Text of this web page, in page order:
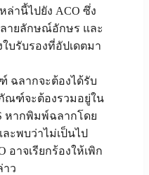
ล่านี้ไปยัง ACO ซึ่ง
ายลักษณ์อักษร และ
บรับรองที่อัปเดตมา
ฉลากจะต้องได้รับ
ณฑ์จะต้องรวมอยู่ใน
หากพิมพ์ฉลากโดย
ะพบว่าไม่เป็นไป
อาจเรียกร้องให้เพิก
ว